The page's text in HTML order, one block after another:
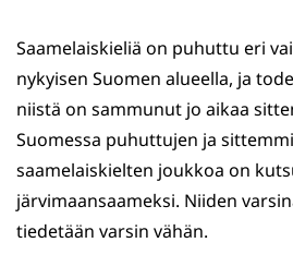
Saamelaiskieliä on puhuttu eri
nykyisen Suomen alueella, ja
niistä on sammunut jo aikaa
Suomessa puhuttujen ja
saamelaiskielten joukkoa on
järvimaansaameksi. Niiden
tiedetään varsin vähän.